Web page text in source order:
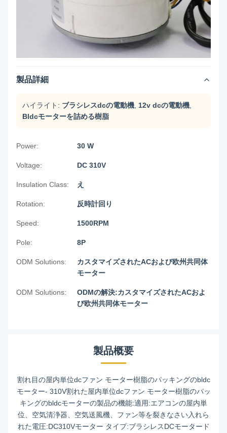
製品詳細
ハイライト: ブラシレスdcの電動機 12v dcの電動機
Bldcモーターを詰める樹脂
Power: 30 W
Voltage: DC 310V
Insulation Class: え
Rotation: 反時計回り
Speed: 1500RPM
Pole: 8P
ODM Solutions:
カスタマイズされたACおよび欧州共同体
モーター
ODM Solutions:
ODMの解決:カスタマイズされたACおよ
び欧州共同体モーター
製品概要
割れ目の屋内単位dcファン モーター樹脂のパッキングのbldc
モーター- 310V割れた屋内単位dcファン モーター樹脂のパッ
キングのbldcモーターの製品の機能:適用:エアコンの屋内単
位、空気清浄器、空気送風機、ファン等を裂きなさい入れら
れた電圧:DC310Vモーター タイプ:ブラシレスDCモータード